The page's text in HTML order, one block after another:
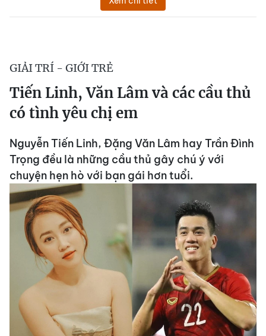
GIẢI TRÍ - GIỚI TRẺ
Tiến Linh, Văn Lâm và các cầu thủ
có tình yêu chị em
Nguyễn Tiến Linh, Đặng Văn Lâm hay Trần Đình
Trọng đều là những cầu thủ gây chú ý với
chuyện hẹn hò với bạn gái hơn tuổi.